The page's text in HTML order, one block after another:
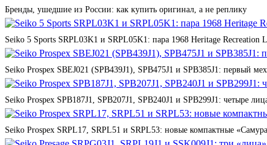
Бренды, ушедшие из России: как купить оригинал, а не реплику
Seiko 5 Sports SRPL03K1 и SRPL05K1: пара 1968 Heritage Recreation
Seiko Prospex SBEJ021 (SPB439J1), SPB475J1 и SPB385J1: первый
Seiko Prospex SPB187J1, SPB207J1, SPB240J1 и SPB299J1: четыре
Seiko Prospex SRPL17, SRPL51 и SRPL53: новые компактные